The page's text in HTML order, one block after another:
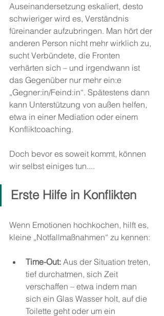
Auseinandersetzung eskaliert, desto
schwieriger wird es, Verständnis
füreinander aufzubringen. Man hört der
anderen Person nicht mehr wirklich zu,
sucht Verbündete, die Fronten
verhärten sich – und irgendwann ist
das Gegenüber nur mehr ein:e
„Gegner:in/Feind:in“. Spätestens dann
kann Unterstützung von außen helfen,
etwa in einer Mediation oder einem
Konfliktcoaching.
Doch bevor es soweit kommt, können
wir selbst einiges tun....
Erste Hilfe in Konflikten
Wenn Emotionen hochkochen, hilft es,
kleine „Notfallmaßnahmen“ zu kennen:
Time-Out: Aus der Situation treten,
tief durchatmen, sich Zeit
verschaffen – etwa indem man
sich ein Glas Wasser holt, auf die
Toilette geht oder um ein